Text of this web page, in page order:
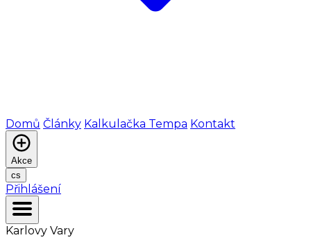
Domů Články Kalkulačka Tempa Kontakt
Akce
cs
Přihlášení
Karlovy Vary